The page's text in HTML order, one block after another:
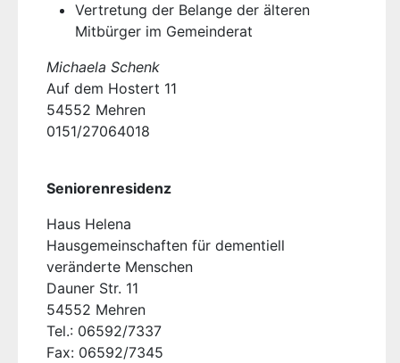
Vertretung der Belange der älteren
Mitbürger im Gemeinderat
Michaela Schenk
Auf dem Hostert 11
54552 Mehren
0151/27064018
Seniorenresidenz
Haus Helena
Hausgemeinschaften für dementiell
veränderte Menschen
Dauner Str. 11
54552 Mehren
Tel.: 06592/7337
Fax: 06592/7345